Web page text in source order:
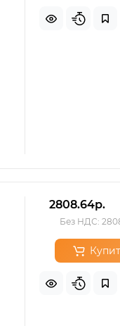
2808.64р.
Без НДС: